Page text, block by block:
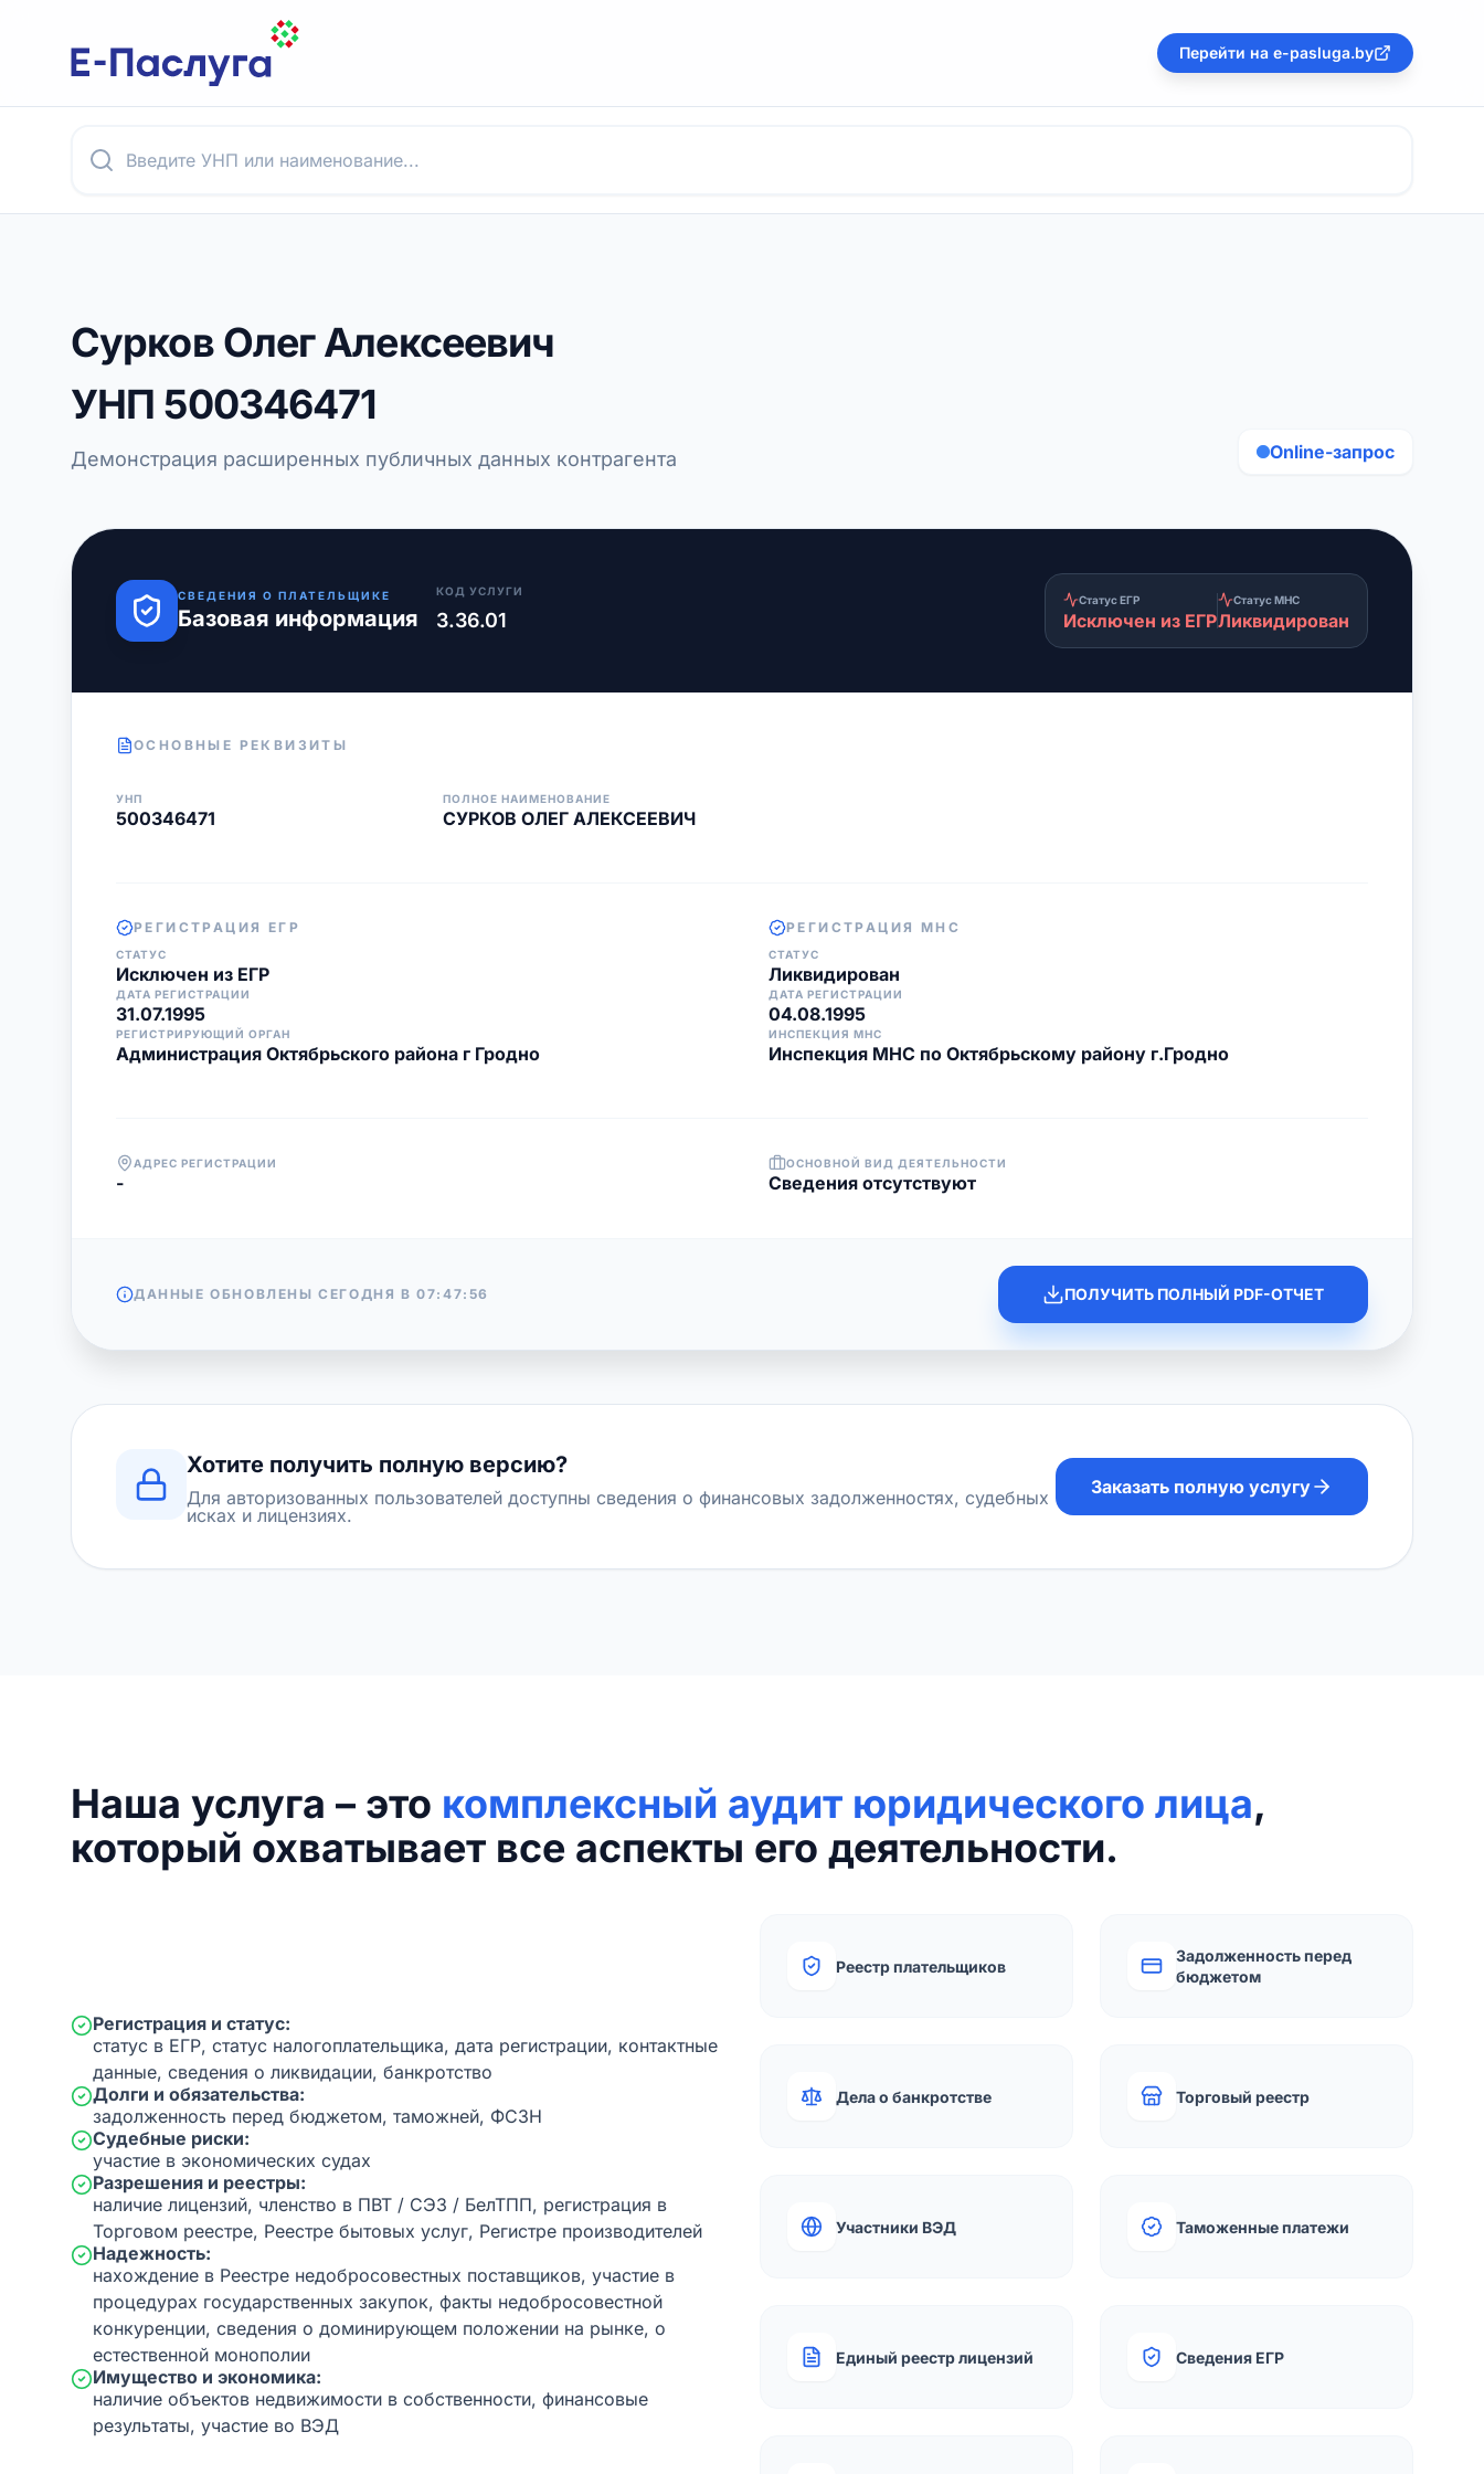
Перейти на e-pasluga.by
Сурков Олег Алексеевич
УНП 500346471
Демонстрация расширенных публичных данных контрагента Online-запрос
СВЕДЕНИЯ О ПЛАТЕЛЬЩИКЕ
Базовая информация
КОД УСЛУГИ
3.36.01
Статус ЕГР
Исключен из ЕГР
Статус МНС
Ликвидирован
ОСНОВНЫЕ РЕКВИЗИТЫ
УНП
500346471
ПОЛНОЕ НАИМЕНОВАНИЕ
СУРКОВ ОЛЕГ АЛЕКСЕЕВИЧ
РЕГИСТРАЦИЯ ЕГР
СТАТУС
Исключен из ЕГР
ДАТА РЕГИСТРАЦИИ
31.07.1995
РЕГИСТРИРУЮЩИЙ ОРГАН
Администрация Октябрьского района г Гродно
РЕГИСТРАЦИЯ МНС
СТАТУС
Ликвидирован
ДАТА РЕГИСТРАЦИИ
04.08.1995
ИНСПЕКЦИЯ МНС
Инспекция МНС по Октябрьскому району г.Гродно
АДРЕС РЕГИСТРАЦИИ
-
ОСНОВНОЙ ВИД ДЕЯТЕЛЬНОСТИ
Cведения отсутствуют
ДАННЫЕ ОБНОВЛЕНЫ СЕГОДНЯ В07:47:56 ПОЛУЧИТЬ ПОЛНЫЙ PDF-ОТЧЕТ
Хотите получить полную версию?
Для авторизованных пользователей доступны сведения о финансовых задолженностях, судебных
исках и лицензиях.
Заказать полную услугу
Наша услуга – это комплексный аудит юридического лица,
который охватывает все аспекты его деятельности.
Регистрация и статус:
статус в ЕГР, статус налогоплательщика, дата регистрации, контактные
данные, сведения о ликвидации, банкротство
Долги и обязательства:
задолженность перед бюджетом, таможней, ФСЗН
Судебные риски:
участие в экономических судах
Разрешения и реестры:
наличие лицензий, членство в ПВТ / СЭЗ / БелТПП, регистрация в
Торговом реестре, Реестре бытовых услуг, Регистре производителей
Надежность:
нахождение в Реестре недобросовестных поставщиков, участие в
процедурах государственных закупок, факты недобросовестной
конкуренции, сведения о доминирующем положении на рынке, о
естественной монополии
Имущество и экономика:
наличие объектов недвижимости в собственности, финансовые
результаты, участие во ВЭД
Реестр плательщиков
Задолженность перед
бюджетом
Дела о банкротстве Торговый реестр
Участники ВЭД Таможенные платежи
Единый реестр лицензий Сведения ЕГР